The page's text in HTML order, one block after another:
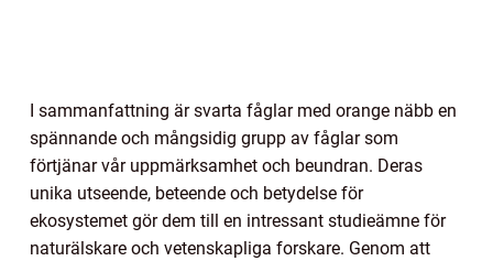
I sammanfattning är svarta fåglar med orange näbb en
spännande och mångsidig grupp av fåglar som
förtjänar vår uppmärksamhet och beundran. Deras
unika utseende, beteende och betydelse för
ekosystemet gör dem till en intressant studieämne för
naturälskare och vetenskapliga forskare. Genom att